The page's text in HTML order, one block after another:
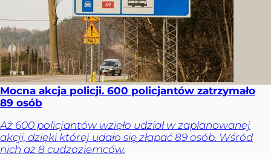
Mocna akcja policji. 600 policjantów zatrzymało
89 osób
Aż 600 policjantów wzięło udział w zaplanowanej
akcji, dzięki której udało się złapać 89 osób. Wśród
nich aż 8 cudzoziemców.